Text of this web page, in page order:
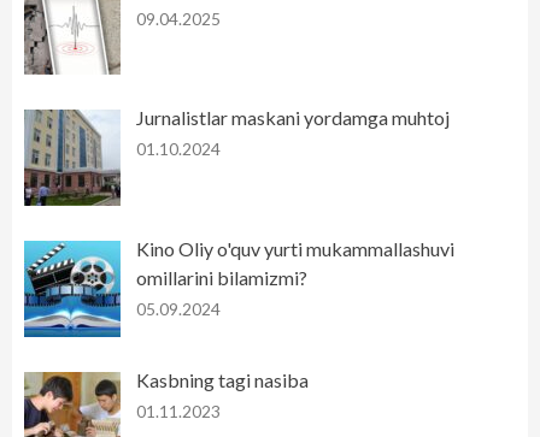
09.04.2025
Jurnalistlar maskani yordamga muhtoj
01.10.2024
Kino Oliy o'quv yurti mukammallashuvi
omillarini bilamizmi?
05.09.2024
Kasbning tagi nasiba
01.11.2023